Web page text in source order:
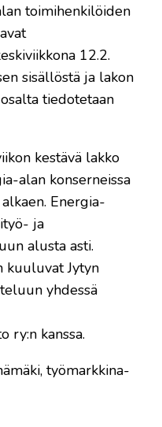
toimihenkilöiden
12.2.
sisällöstä ja lakon
tiedotetaan
kestävä lakko
alan konserneissa
Energia-
ja
alusta asti.
kuuluvat Jytyn
yhdessä
ry:n kanssa.
työmarkkina-